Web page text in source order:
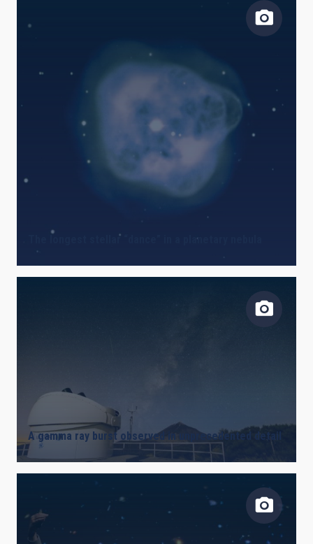
The longest stellar “dance” in a planetary nebula
A gamma ray burst observed in unprecedented detail